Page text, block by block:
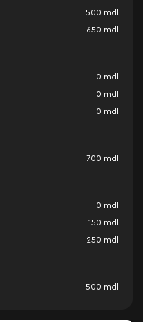
500 mdl
650 mdl
0 mdl
0 mdl
0 mdl
700 mdl
0 mdl
150 mdl
250 mdl
500 mdl